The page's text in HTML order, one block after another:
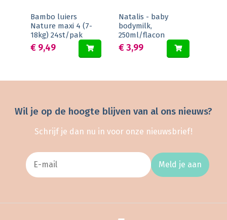
Bambo luiers
Nature maxi 4 (7-
18kg) 24st/pak
€ 9,49
Natalis - baby
bodymilk,
250ml/flacon
€ 3,99
Wil je op de hoogte blijven van al ons nieuws?
Schrijf je dan nu in voor onze nieuwsbrief!
Meld je aan